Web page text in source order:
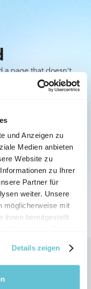
und Anzeigen zu
Medien anbieten
Website zu
zu Ihrer
Partner für
weiter. Unsere
möglicherweise mit
ihnen bereitgestellt
Details zeigen
a page that doesn't
best of us. Here are
mistakes.
and try to navigate